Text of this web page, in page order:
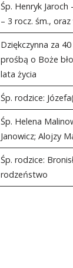
Śp. Henryk
– 3 rocz. śm.,
Dziękczynna za
prośbą o Boże
lata życia
Śp. rodzice:
Śp. Helena
Janowicz; Alojzy
Śp. rodzice:
rodzeństwo